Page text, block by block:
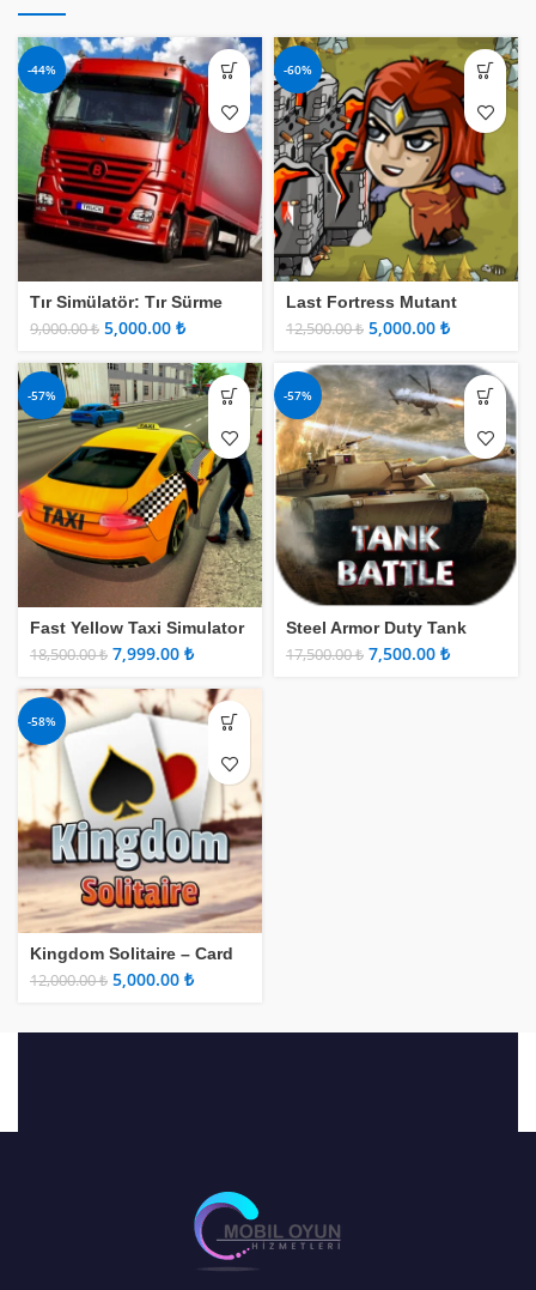
-44%
Tır Simülatör: Tır Sürme
Oyunu
9,000.00₺ 5,000.00 ₺
-60%
Last Fortress Mutant
Attack
12,500.00₺ 5,000.00 ₺
-57%
Fast Yellow Taxi Simulator
18,500.00₺ 7,999.00 ₺
-57%
Steel Armor Duty Tank
Battle
17,500.00₺ 7,500.00 ₺
-58%
Kingdom Solitaire – Card
Game
12,000.00₺ 5,000.00 ₺